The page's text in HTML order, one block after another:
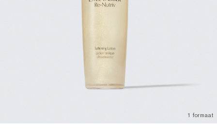
1 formaat